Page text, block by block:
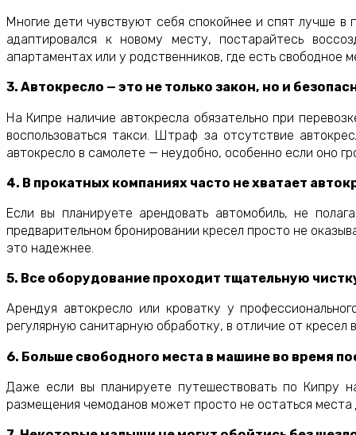
Многие дети чувствуют себя спокойнее и спят лучше
адаптировался к новому месту, постарайтесь
апартаментах или у родственников, где есть свободное
3. Автокресло — это не только закон, но и
На Кипре наличие автокресла обязательно при
воспользоваться такси. Штраф за отсутствие
автокресло в самолете — неудобно, особенно если оно
4. В прокатных компаниях часто не хватает
Если вы планируете арендовать автомобиль, не
предварительном бронировании кресел просто не
это надежнее.
5. Все оборудование проходит тщательную
Арендуя автокресло или кроватку у
регулярную санитарную обработку, в отличие от кресел
6. Больше свободного места в машине во время
Даже если вы планируете путешествовать по Кипру
размещения чемоданов может просто не остаться места